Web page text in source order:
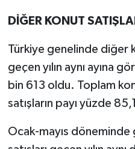
DİĞER KONUT
Türkiye genelinde diğer
geçen yılın aynı ayına
bin 613 oldu. Toplam
satışların payı yüzde
Ocak-mayıs